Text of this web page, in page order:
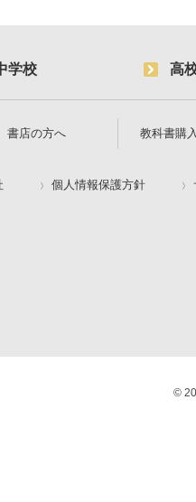
学校 高
書店の方へ 教科書購
個人情報保護方針
©